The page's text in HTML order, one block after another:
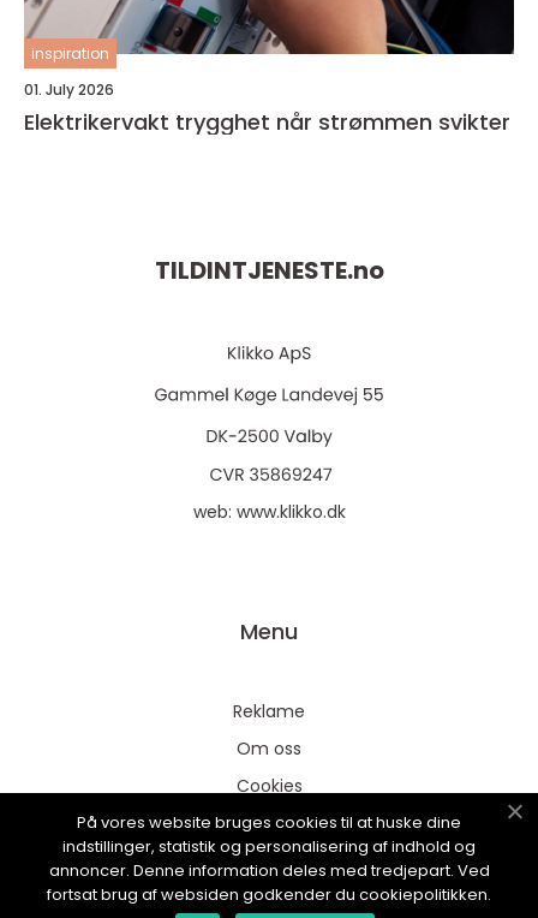
inspiration
01. July 2026
Elektrikervakt trygghet når strømmen svikter
TILDINTJENESTE.no
web: www.klikko.dk
Menu
Reklame
Om oss
Cookies
Kontakt Oss
Sitemap
På vores website bruges cookies til at huske dine
indstillinger, statistik og personalisering af indhold og
annoncer. Denne information deles med tredjepart. Ved
fortsat brug af websiden godkender du cookiepolitikken.